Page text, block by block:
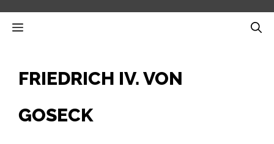
InhaltMENÜ
FRIEDRICH IV. VON
GOSECK